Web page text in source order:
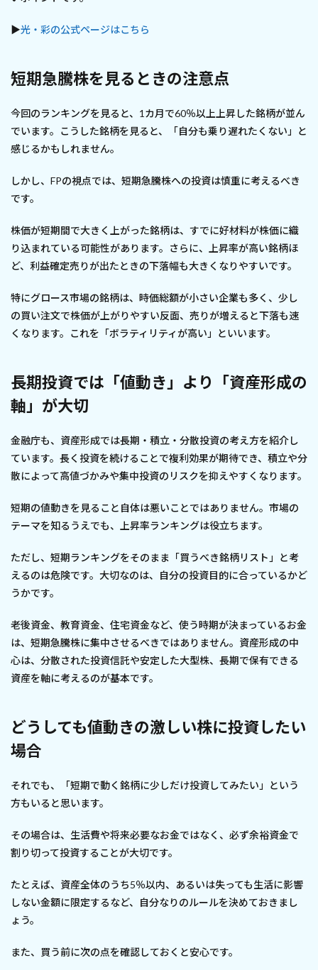
▶光・彩の公式ページはこちら
短期急騰株を見るときの注意点
今回のランキングを見ると、1カ月で60％以上上昇した銘柄が並ん
でいます。こうした銘柄を見ると、「自分も乗り遅れたくない」と
感じるかもしれません。
しかし、FPの視点では、短期急騰株への投資は慎重に考えるべき
です。
株価が短期間で大きく上がった銘柄は、すでに好材料が株価に織
り込まれている可能性があります。さらに、上昇率が高い銘柄ほ
ど、利益確定売りが出たときの下落幅も大きくなりやすいです。
特にグロース市場の銘柄は、時価総額が小さい企業も多く、少し
の買い注文で株価が上がりやすい反面、売りが増えると下落も速
くなります。これを「ボラティリティが高い」といいます。
長期投資では「値動き」より「資産形成の
軸」が大切
金融庁も、資産形成では長期・積立・分散投資の考え方を紹介し
ています。長く投資を続けることで複利効果が期待でき、積立や分
散によって高値づかみや集中投資のリスクを抑えやすくなります。
短期の値動きを見ること自体は悪いことではありません。市場の
テーマを知るうえでも、上昇率ランキングは役立ちます。
ただし、短期ランキングをそのまま「買うべき銘柄リスト」と考
えるのは危険です。大切なのは、自分の投資目的に合っているかど
うかです。
老後資金、教育資金、住宅資金など、使う時期が決まっているお金
は、短期急騰株に集中させるべきではありません。資産形成の中
心は、分散された投資信託や安定した大型株、長期で保有できる
資産を軸に考えるのが基本です。
どうしても値動きの激しい株に投資したい
場合
それでも、「短期で動く銘柄に少しだけ投資してみたい」という
方もいると思います。
その場合は、生活費や将来必要なお金ではなく、必ず余裕資金で
割り切って投資することが大切です。
たとえば、資産全体のうち5％以内、あるいは失っても生活に影響
しない金額に限定するなど、自分なりのルールを決めておきまし
ょう。
また、買う前に次の点を確認しておくと安心です。